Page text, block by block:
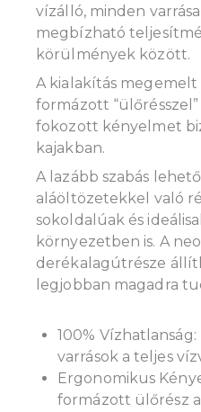
vízálló, minden
megbízható
körülmények között.
A kialakítás
formázott “ülőrésszel”
fokozott kényelmet
kajakban.
A lazább szabás
aláöltözetekkel való
sokoldalúak és
környezetben is. A
derékalagútrésze
legjobban magadra
100%
varrások a teljes
Ergonomikus
formázott ülőrész